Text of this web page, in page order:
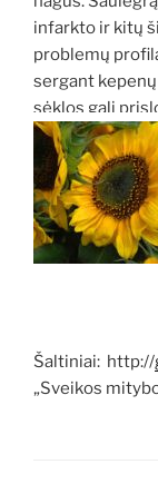
infarkto ir kitų
problemų
sergant
sėklos gali
Šaltiniai: http://
„Sveikos